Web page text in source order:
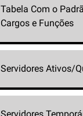
Tabela Com o
Cargos e Funções
Servidores Ativos/